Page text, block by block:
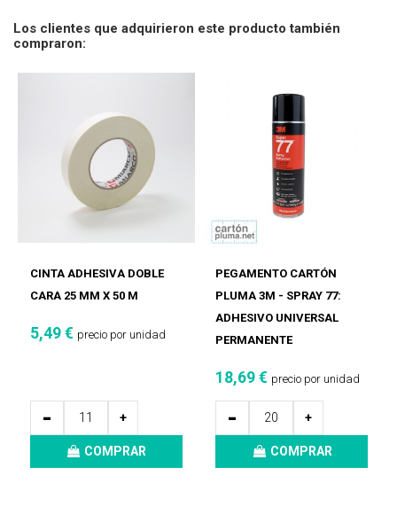
Los clientes que adquirieron este producto también
compraron:
CINTA ADHESIVA DOBLE
CARA 25 MM X 50 M
5,49 € precio por unidad
+
-
COMPRAR
PEGAMENTO CARTÓN
PLUMA 3M - SPRAY 77:
ADHESIVO UNIVERSAL
PERMANENTE
18,69 € precio por unidad
+
-
COMPRAR